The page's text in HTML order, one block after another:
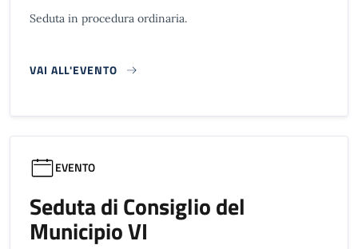
Seduta in procedura ordinaria.
VAI ALL'EVENTO
EVENTO
Seduta di Consiglio del
Municipio VI